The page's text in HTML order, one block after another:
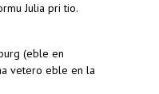
Julia pri tio.
(eble en
vetero eble en la